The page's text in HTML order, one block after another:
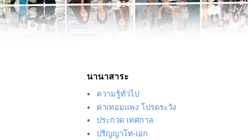
นานาสาระ
ความรู้ทั่วไป
ค่าเทอมแพง โปรดระวัง
ประกวด เทศกาล
ปริญญาโท-เอก